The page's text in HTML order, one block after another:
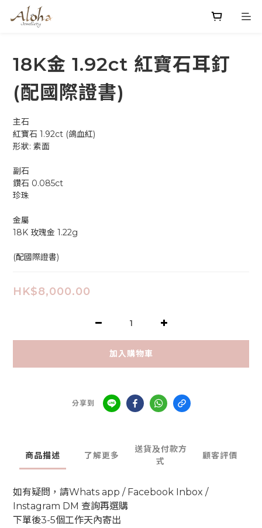
18K金 1.92ct 紅寶石耳釘
(配國際證書)
主石
紅寶石 1.92ct (鴿血紅)
形狀: 素面
副石
鑽石 0.085ct
珍珠
金屬
18K 玫瑰金 1.22g
(配國際證書)
HK$8,000.00
加入購物車
分享到
商品描述 了解更多
送貨及付款方
式
顧客評價
如有疑問，請Whats app / Facebook Inbox /
Instagram DM 查詢再選購
下單後3-5個工作天內寄出